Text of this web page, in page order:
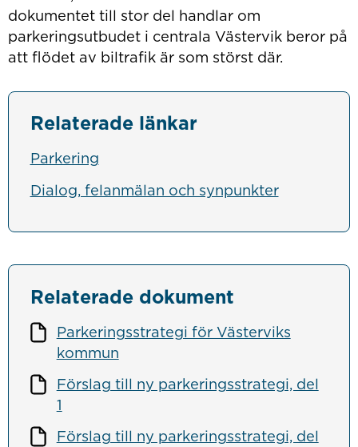
dokumentet till stor del handlar om
parkeringsutbudet i centrala Västervik beror på
att flödet av biltrafik är som störst där.
Relaterade länkar
Parkering
Dialog, felanmälan och synpunkter
Relaterade dokument
Parkeringsstrategi för Västerviks
kommun
Förslag till ny parkeringsstrategi, del
1
Förslag till ny parkeringsstrategi, del